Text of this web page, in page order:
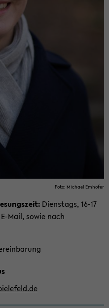
Foto: Mi­cha­el Em­ho­fer
Diens­tags, 16-17
​Mail, sowie nach